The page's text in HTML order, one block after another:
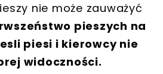
nie może zauważyć
pieszych na
piesi i kierowcy nie
widoczności.